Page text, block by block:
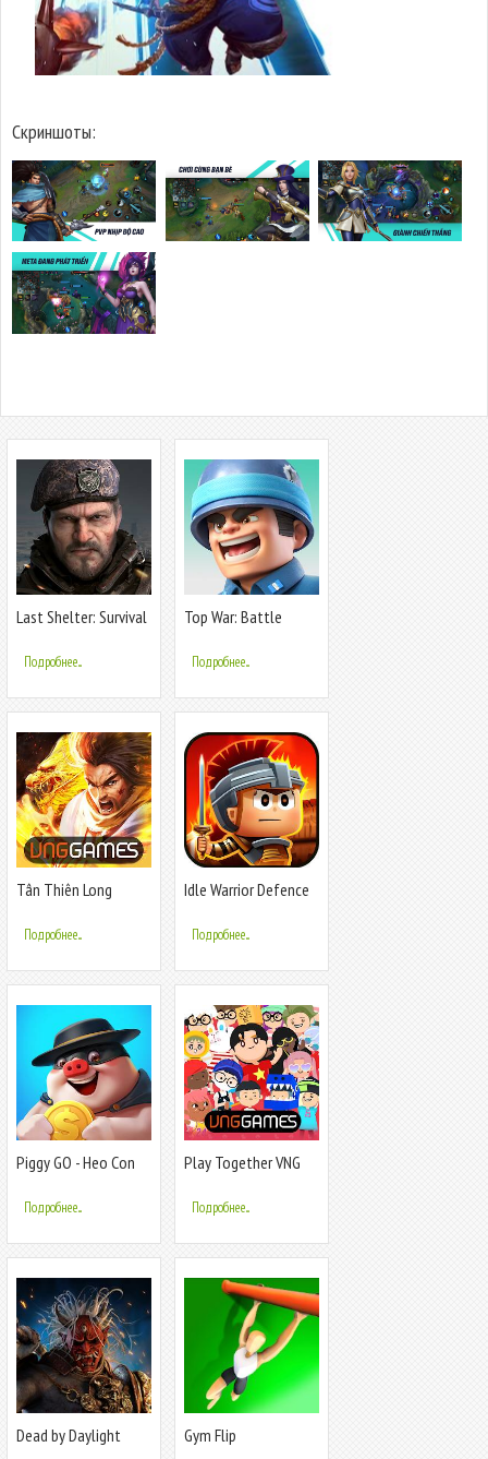
Скриншоты:
Last Shelter: Survival
Подробнее...
Top War: Battle
Подробнее...
Tân Thiên Long
Подробнее...
Idle Warrior Defence
Подробнее...
Piggy GO - Heo Con
Подробнее...
Play Together VNG
Подробнее...
Dead by Daylight
Gym Flip